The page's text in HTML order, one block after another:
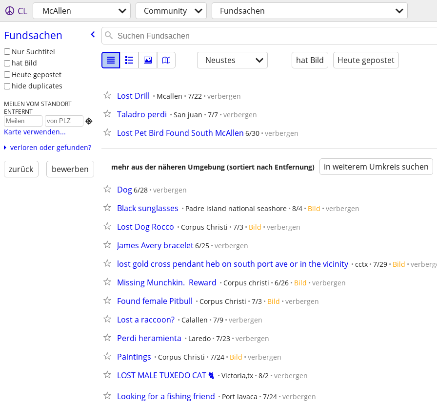
CL McAllen Community Fundsachen
Fundsachen
Nur Suchtitel
hat Bild
Heute gepostet
hide duplicates
MEILEN VOM STANDORT
ENTFERNT

Karte verwenden...
verloren oder gefunden?
zurück bewerben
Neustes hat Bild Heute gepostet
Lost Drill Mcallen 7/22 verbergen
Taladro perdi San juan 7/7 verbergen
Lost Pet Bird Found South McAllen 6/30 verbergen
mehr aus der näheren Umgebung (sortiert nach Entfernung) in weiterem Umkreis suchen
Dog6/28 verbergen
Black sunglasses Padre island national seashore 8/4 Bild verbergen
Lost Dog Rocco Corpus Christi 7/3 Bild verbergen
James Avery bracelet6/25 verbergen
lost gold cross pendant heb on south port ave or in the vicinity cctx 7/29 Bild
Missing Munchkin.  Reward Corpus christi 6/26 Bild verbergen
Found female Pitbull Corpus Christi 7/3 Bild verbergen
Lost a raccoon? Calallen 7/9 verbergen
Perdi heramienta Laredo 7/23 verbergen
Paintings Corpus Christi 7/24 Bild verbergen
LOST MALE TUXEDO CAT 🐈 Victoria,tx 8/2 verbergen
Looking for a fishing friend Port lavaca 7/24 verbergen